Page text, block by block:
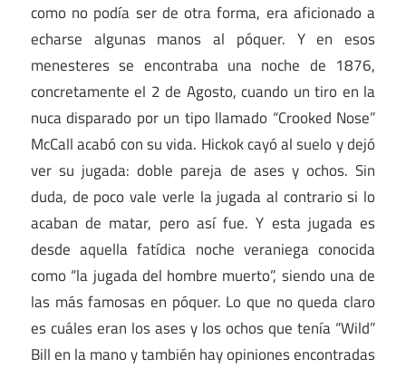
como no podía ser de otra forma, era aficionado a
echarse algunas manos al póquer. Y en esos
menesteres se encontraba una noche de 1876,
concretamente el 2 de Agosto, cuando un tiro en la
nuca disparado por un tipo llamado “Crooked Nose”
McCall acabó con su vida. Hickok cayó al suelo y dejó
ver su jugada: doble pareja de ases y ochos. Sin
duda, de poco vale verle la jugada al contrario si lo
acaban de matar, pero así fue. Y esta jugada es
desde aquella fatídica noche veraniega conocida
como “la jugada del hombre muerto”, siendo una de
las más famosas en póquer. Lo que no queda claro
es cuáles eran los ases y los ochos que tenía “Wild”
Bill en la mano y también hay opiniones encontradas